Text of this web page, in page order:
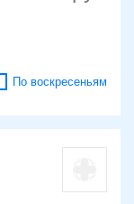
По воскресеньям